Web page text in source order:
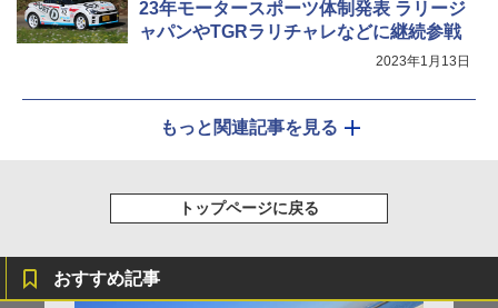
23年モータースポーツ体制発表 ラリージ
ャパンやTGRラリチャレなどに継続参戦
2023年1月13日
もっと関連記事を見る
トップページに戻る
おすすめ記事